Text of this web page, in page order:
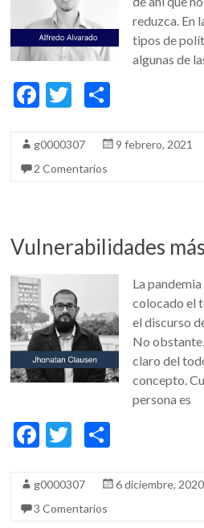
reduzca. En
tipos de
algunas de
F
e
b
k
T
itt
er
m
r
g0000307 9 febrero, 2021
2 Comentarios
Vulnerabilidades
La
colocado el
el discurso
No
claro del
concepto.
persona es
F
e
b
T
itt
er
m
g0000307 6 diciembre, 2020
3 Comentarios